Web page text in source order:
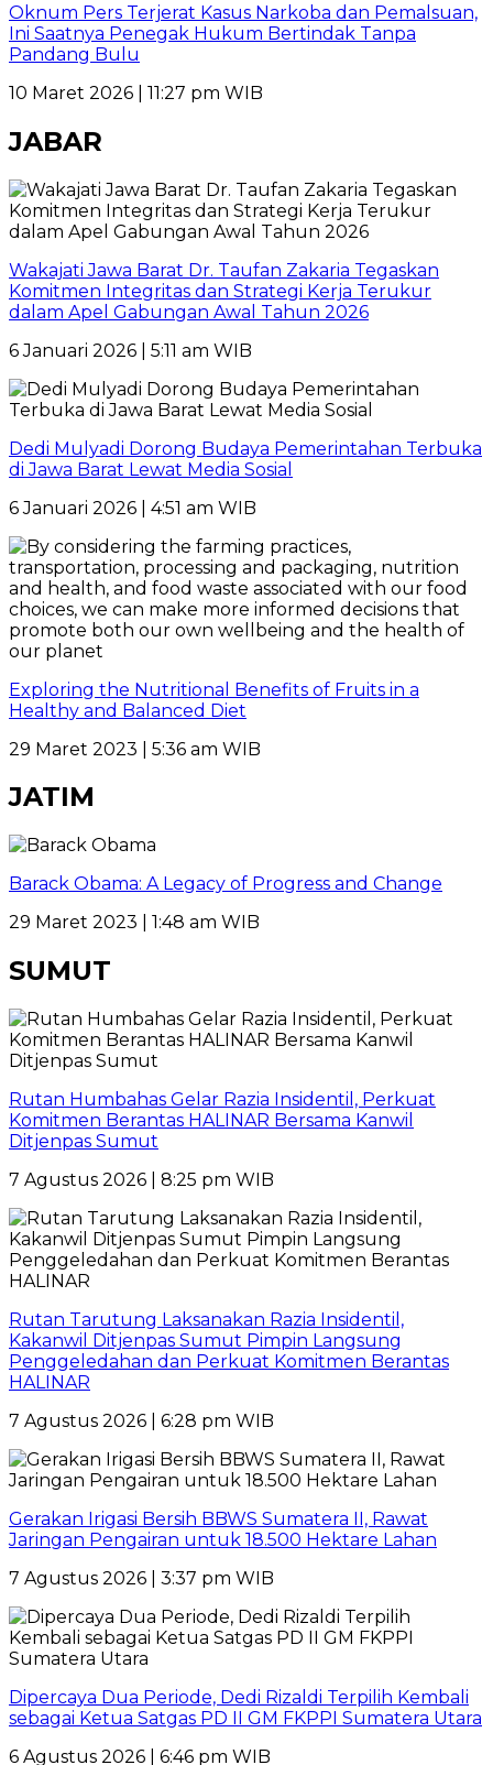
Oknum Pers Terjerat Kasus Narkoba dan Pemalsuan,
Ini Saatnya Penegak Hukum Bertindak Tanpa
Pandang Bulu
10 Maret 2026 | 11:27 pm WIB
JABAR
Wakajati Jawa Barat Dr. Taufan Zakaria Tegaskan
Komitmen Integritas dan Strategi Kerja Terukur
dalam Apel Gabungan Awal Tahun 2026
6 Januari 2026 | 5:11 am WIB
Dedi Mulyadi Dorong Budaya Pemerintahan Terbuka
di Jawa Barat Lewat Media Sosial
6 Januari 2026 | 4:51 am WIB
Exploring the Nutritional Benefits of Fruits in a
Healthy and Balanced Diet
29 Maret 2023 | 5:36 am WIB
JATIM
Barack Obama: A Legacy of Progress and Change
29 Maret 2023 | 1:48 am WIB
SUMUT
Rutan Humbahas Gelar Razia Insidentil, Perkuat
Komitmen Berantas HALINAR Bersama Kanwil
Ditjenpas Sumut
7 Agustus 2026 | 8:25 pm WIB
Rutan Tarutung Laksanakan Razia Insidentil,
Kakanwil Ditjenpas Sumut Pimpin Langsung
Penggeledahan dan Perkuat Komitmen Berantas
HALINAR
7 Agustus 2026 | 6:28 pm WIB
Gerakan Irigasi Bersih BBWS Sumatera II, Rawat
Jaringan Pengairan untuk 18.500 Hektare Lahan
7 Agustus 2026 | 3:37 pm WIB
Dipercaya Dua Periode, Dedi Rizaldi Terpilih Kembali
sebagai Ketua Satgas PD II GM FKPPI Sumatera Utara
6 Agustus 2026 | 6:46 pm WIB